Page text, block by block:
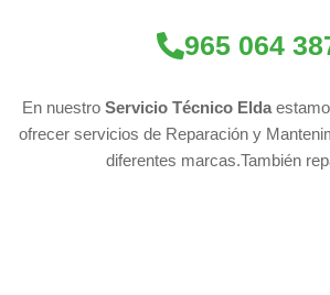
965 064
En nuestro Servicio Técnico Elda
ofrecer servicios de Reparación y
diferentes marcas.También